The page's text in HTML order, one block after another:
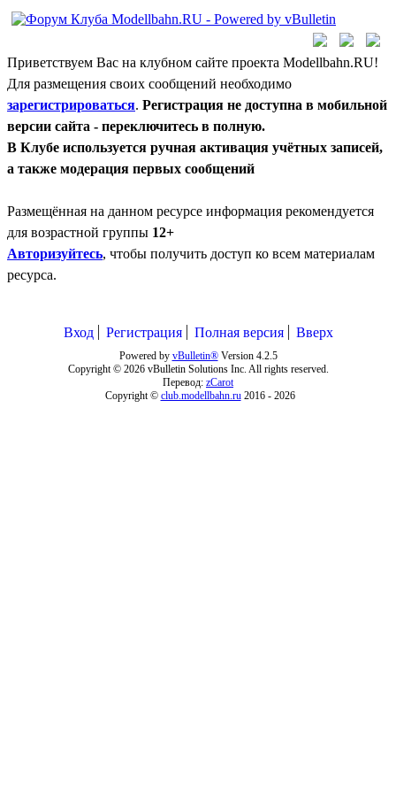
Приветствуем Вас на клубном сайте проекта Modellbahn.RU!
Для размещения своих сообщений необходимо
зарегистрироваться. Регистрация не доступна в мобильной
версии сайта - переключитесь в полную.
В Клубе используется ручная активация учётных записей,
а также модерация первых сообщений
Размещённая на данном ресурсе информация рекомендуется
для возрастной группы 12+
Авторизуйтесь, чтобы получить доступ ко всем материалам
ресурса.
Вход Регистрация Полная версия Вверх
Powered by vBulletin®Version 4.2.5
Copyright © 2026 vBulletin Solutions Inc. All rights reserved.
Перевод: zCarot
Copyright © club.modellbahn.ru2016 - 2026